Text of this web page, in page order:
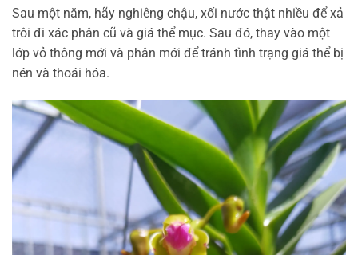
Sau một năm, hãy nghiêng chậu, xối nước thật nhiều để xả
trôi đi xác phân cũ và giá thể mục. Sau đó, thay vào một
lớp vỏ thông mới và phân mới để tránh tình trạng giá thể bị
nén và thoái hóa.